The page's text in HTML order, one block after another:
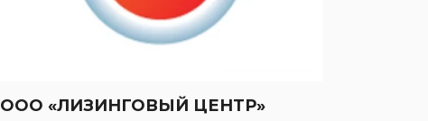
ООО «ЛИЗИНГОВЫЙ ЦЕНТР»